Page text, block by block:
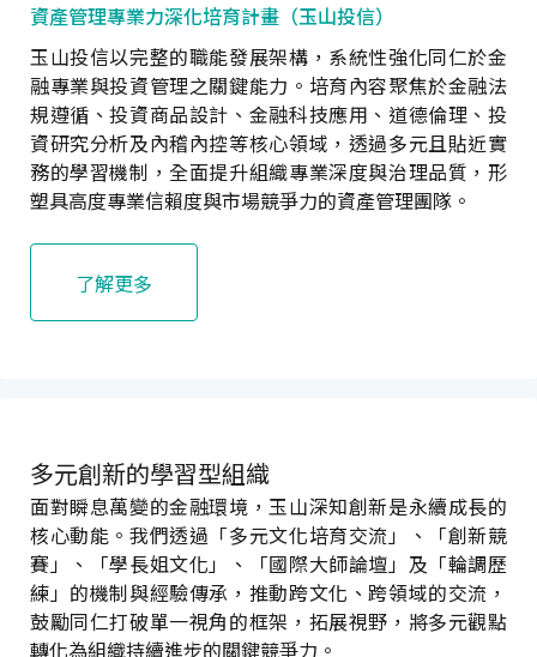
資產管理專業力深化培育計畫（玉山投信）
玉山投信以完整的職能發展架構，系統性強化同仁於金
融專業與投資管理之關鍵能力。培育內容聚焦於金融法
規遵循、投資商品設計、金融科技應用、道德倫理、投
資研究分析及內稽內控等核心領域，透過多元且貼近實
務的學習機制，全面提升組織專業深度與治理品質，形
塑具高度專業信賴度與市場競爭力的資產管理團隊。
了解更多
多元創新的學習型組織
面對瞬息萬變的金融環境，玉山深知創新是永續成長的
核心動能。我們透過「多元文化培育交流」、「創新競
賽」、「學長姐文化」、「國際大師論壇」及「輪調歷
練」的機制與經驗傳承，推動跨文化、跨領域的交流，
鼓勵同仁打破單一視角的框架，拓展視野，將多元觀點
轉化為組織持續進步的關鍵競爭力。